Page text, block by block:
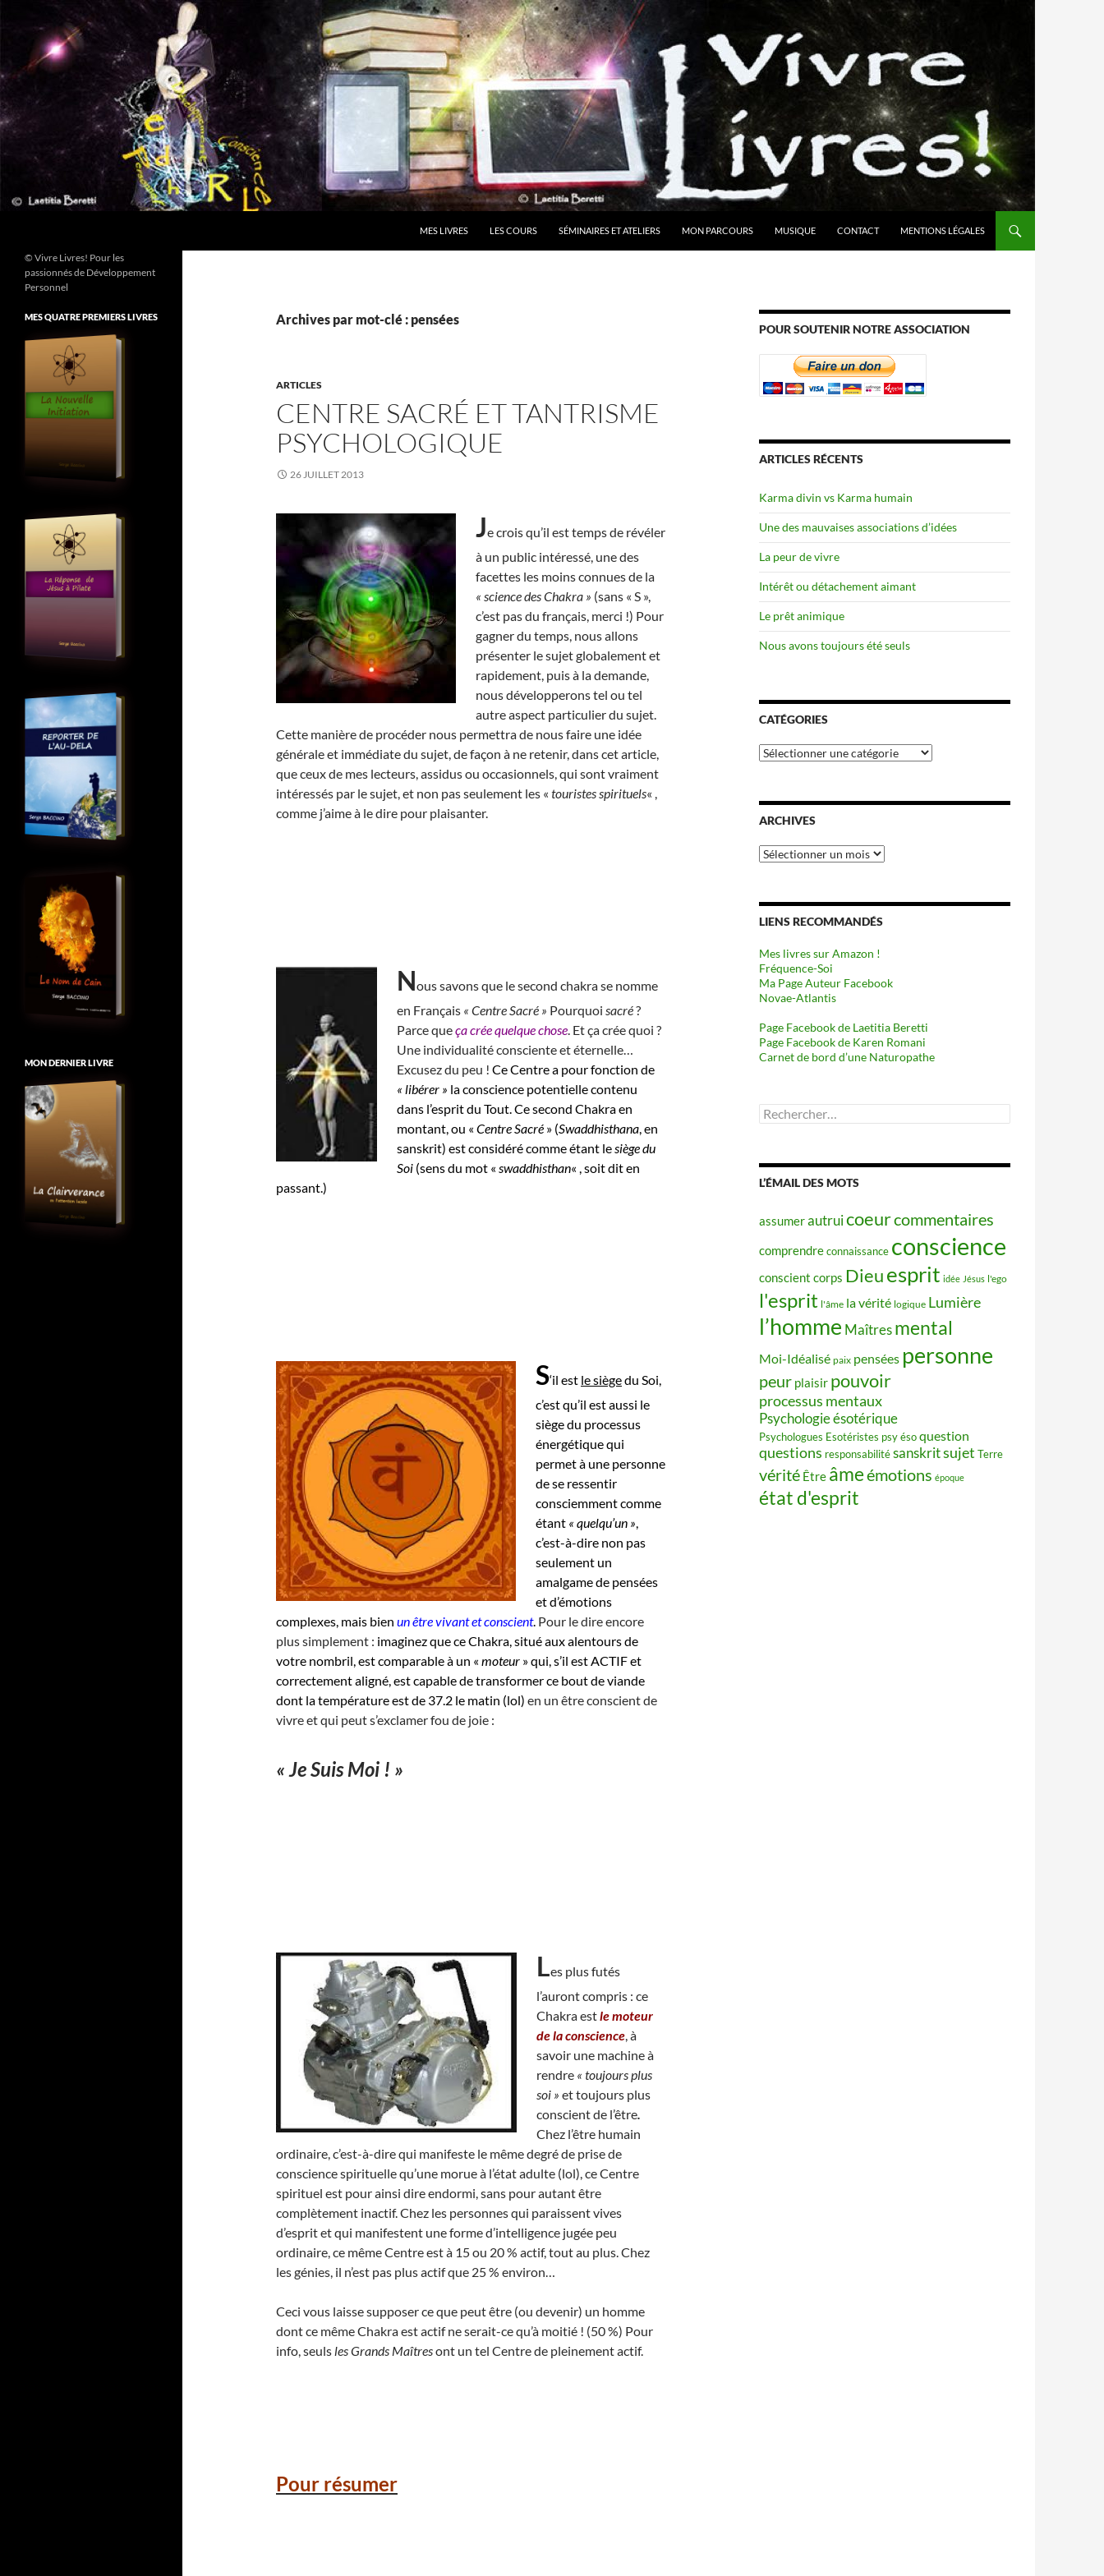
contenu
MES LIVRES LES COURS SÉMINAIRES ET ATELIERS MON PARCOURS MUSIQUE CONTACT MENTIONS LÉGALES
Archives par mot-clé : pensées
ARTICLES
CENTRE SACRÉ ET TANTRISME
PSYCHOLOGIQUE
26 JUILLET 2013
Je crois qu’il est temps de révéler
à un public intéressé, une des
facettes les moins connues de la
« science des Chakra » (sans « S »,
c’est pas du français, merci !) Pour
gagner du temps, nous allons
présenter le sujet globalement et
rapidement, puis à la demande,
nous développerons tel ou tel
autre aspect particulier du sujet.
Cette manière de procéder nous permettra de nous faire une idée
générale et immédiate du sujet, de façon à ne retenir, dans cet article,
que ceux de mes lecteurs, assidus ou occasionnels, qui sont vraiment
intéressés par le sujet, et non pas seulement les « touristes spirituels« ,
comme j’aime à le dire pour plaisanter.
Nous savons que le second chakra se nomme
en Français « Centre Sacré » Pourquoi sacré?
Parce queça crée quelque chose. Et ça crée quoi ?
Une individualité consciente et éternelle…
Excusez du peu ! Ce Centre a pour fonction de
« libérer » la conscience potentielle contenu
dans l’esprit du Tout.Ce second Chakra en
montant, ou « Centre Sacré » (Swaddhisthana, en
sanskrit) est considéré comme étant lesiège du
Soi (sens du mot « swaddhisthan« , soit dit en
passant.)
S‘il est le siègedu Soi,
c’est qu’il est aussi le
siège du processus
énergétique qui
permet à une personne
de se ressentir
consciemment comme
étant « quelqu’un »,
c’est-à-dire non pas
seulement un
amalgame de pensées
et d’émotions
complexes, mais bien un être vivant et conscient. Pour le dire encore
plus simplement : imaginez que ce Chakra, situé aux alentours de
votre nombril, est comparable à un « moteur » qui, s’il est ACTIF et
correctement aligné, est capable de transformer ce bout de viande
dont la température est de 37.2 le matin (lol) en un être conscient de
vivre et qui peut s’exclamer fou de joie :
« Je Suis Moi ! »
Les plus futés
l’auront compris : ce
Chakra estle moteur
de la conscience, à
savoir une machine à
rendre « toujours plus
soi » et toujours plus
conscient de l’être.
Chez l’être humain
ordinaire, c’est-à-dire qui manifeste le même degré de prise de
conscience spirituelle qu’une morue à l’état adulte (lol), ce Centre
spirituel est pour ainsi dire endormi, sans pour autant être
complètement inactif. Chez les personnes qui paraissent vives
d’esprit et qui manifestent une forme d’intelligence jugée peu
ordinaire, ce même Centre est à 15 ou 20 % actif, tout au plus. Chez
les génies, il n’est pas plus actif que 25 % environ…
Ceci vous laisse supposer ce que peut être (ou devenir) un homme
dont ce même Chakra est actif ne serait-ce qu’à moitié ! (50 %) Pour
info, seuls les Grands Maîtresont un tel Centre de pleinement actif.
Pour résumer
POUR SOUTENIR NOTRE ASSOCIATION
ARTICLES RÉCENTS
Karma divin vs Karma humain
Une des mauvaises associations d’idées
La peur de vivre
Intérêt ou détachement aimant
Le prêt animique
Nous avons toujours été seuls
CATÉGORIES
Catégories
ARCHIVES
Archives
LIENS RECOMMANDÉS
Mes livres sur Amazon !
Fréquence-Soi
Ma Page Auteur Facebook
Novae-Atlantis
Page Facebook de Laetitia Beretti
Page Facebook de Karen Romani
Carnet de bord d’une Naturopathe
Rechercher :
L’ÉMAIL DES MOTS
assumerautruicoeurcommentaires
comprendreconnaissance conscience
conscient corps Dieuesprit idée Jésus l'ego
l'esprit l'âme la vérité logique Lumière
l’homme Maîtres mental
Moi-Idéalisé paix pensées personne
peur plaisir pouvoir
processus mentaux
Psychologie ésotérique
Psychologues Esotéristes psy ésoquestion
questions responsabilitésanskritsujet Terre
vérité Être âmeémotions époque
état d'esprit
© Vivre Livres! Pour les
passionnés de Développement
Personnel
MES QUATRE PREMIERS LIVRES
MON DERNIER LIVRE